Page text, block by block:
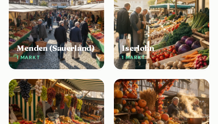
Menden (Sauerland)
1 MARKT
Iserlohn
1 MARKT